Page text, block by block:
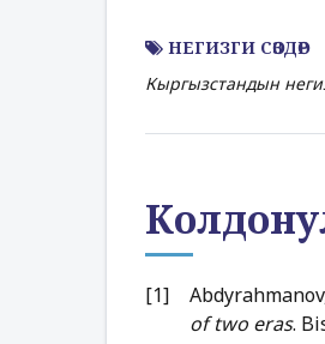
НЕГИЗГИ СӨЗДӨР
Кыргызстандын
of two eras.